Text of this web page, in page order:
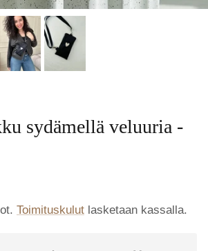
sydämellä veluuria -
Toimituskulut lasketaan kassalla.